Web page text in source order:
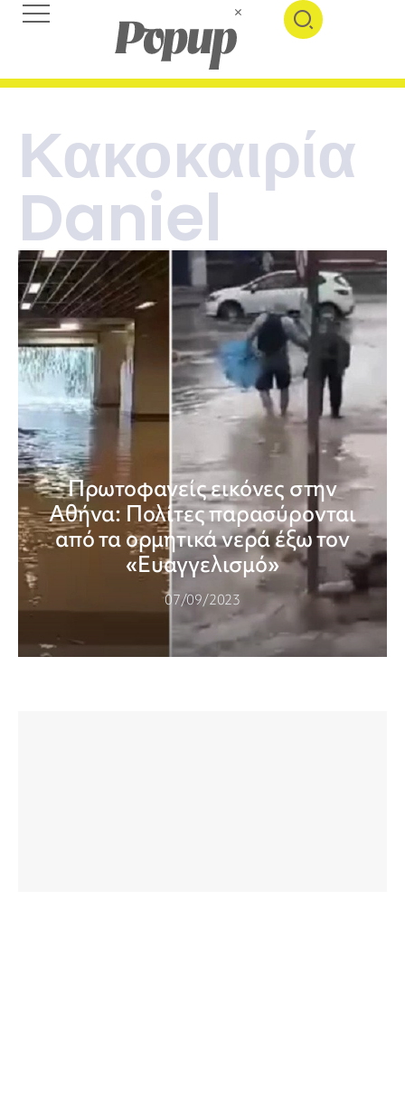
Κακοκαιρία
Daniel
Πρωτοφανείς εικόνες στην
Αθήνα: Πολίτες παρασύρονται
από τα ορμητικά νερά έξω τον
«Ευαγγελισμό»
07/09/2023